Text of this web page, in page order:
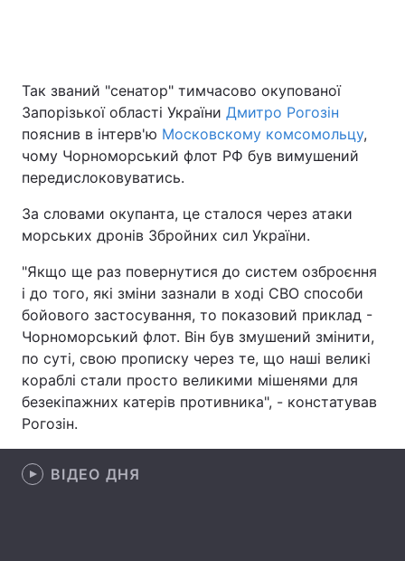
Україна Політика
Економіка Світ
Техно і зв'язок Лайт
Зброя Інциденти
Здоров'я Туризм
Цікавинки Погода
Екологія
Лонгріди
Відео з Youtube
Так званий "сенатор" тимчасово окупованої
Запорізької області України Дмитро Рогозін
пояснив в інтерв'ю Московскому комсомольцу,
чому Чорноморський флот РФ був вимушений
передислоковуватись.
За словами окупанта, це сталося через атаки
морських дронів Збройних сил України.
"Якщо ще раз повернутися до систем озброєння
і до того, які зміни зазнали в ході СВО способи
бойового застосування, то показовий приклад -
Чорноморський флот. Він був змушений змінити,
по суті, свою прописку через те, що наші великі
кораблі стали просто великими мішенями для
безекіпажних катерів противника", - констатував
Рогозін.
ВІДЕО ДНЯ